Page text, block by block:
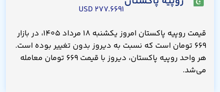
۲۷۷.۶۶۹۱ USD
قیمت روپیه پاکستان امروز یکشنبه ۱۸ مرداد ۱۴۰۵، در بازار
۶۶۹ تومان است که نسبت به دیروز بدون تغییر بوده است.
هر واحد روپیه پاکستان، دیروز با قیمت ۶۶۹ تومان معامله
می‌شد.